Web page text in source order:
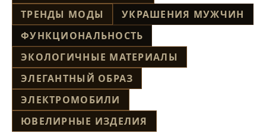
ТРЕНДЫ МОДЫ
УКРАШЕНИЯ МУЖЧИН
ФУНКЦИОНАЛЬНОСТЬ
ЭКОЛОГИЧНЫЕ МАТЕРИАЛЫ
ЭЛЕГАНТНЫЙ ОБРАЗ
ЭЛЕКТРОМОБИЛИ
ЮВЕЛИРНЫЕ ИЗДЕЛИЯ